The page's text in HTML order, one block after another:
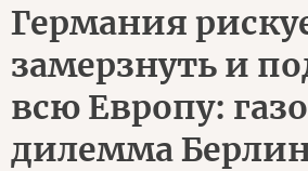
Германия
замерзнуть и
всю Европу:
дилемма